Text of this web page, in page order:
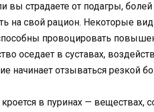
вы страдаете от подагры,
на свой рацион. Некоторые
провоцировать
оседает в суставах,
начинает отзываться резкой
в пуринах — веществах,